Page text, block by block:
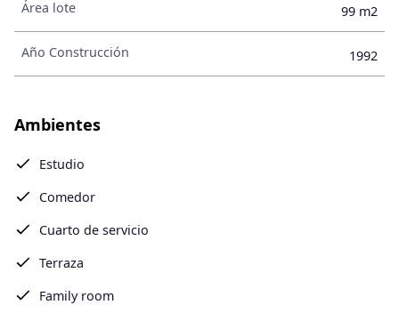
Área lote 99 m2
Año Construcción 1992
Ambientes
Estudio
Comedor
Cuarto de servicio
Terraza
Family room